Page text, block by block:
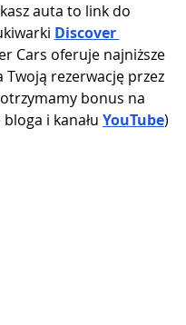
auta to link do
Discover
Cars oferuje najniższe
Twoją rezerwację przez
bonus na
i kanału YouTube)